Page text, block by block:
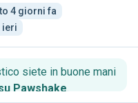
4 giorni fa
ieri
siete in buone mani
Pawshake.